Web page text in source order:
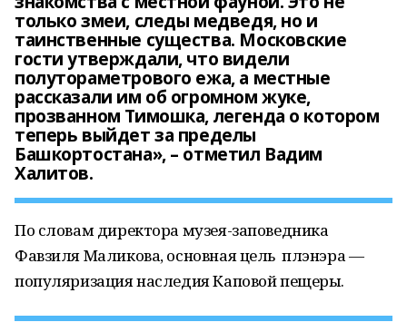
только змеи, следы медведя, но и
таинственные существа. Московские
гости утверждали, что видели
полутораметрового ежа, а местные
рассказали им об огромном жуке,
прозванном Тимошка, легенда о котором
теперь выйдет за пределы
Башкортостана», – отметил Вадим
Халитов.
По словам директора музея-заповедника
Фавзиля Маликова, основная цель плэнэра —
популяризация наследия Каповой пещеры.